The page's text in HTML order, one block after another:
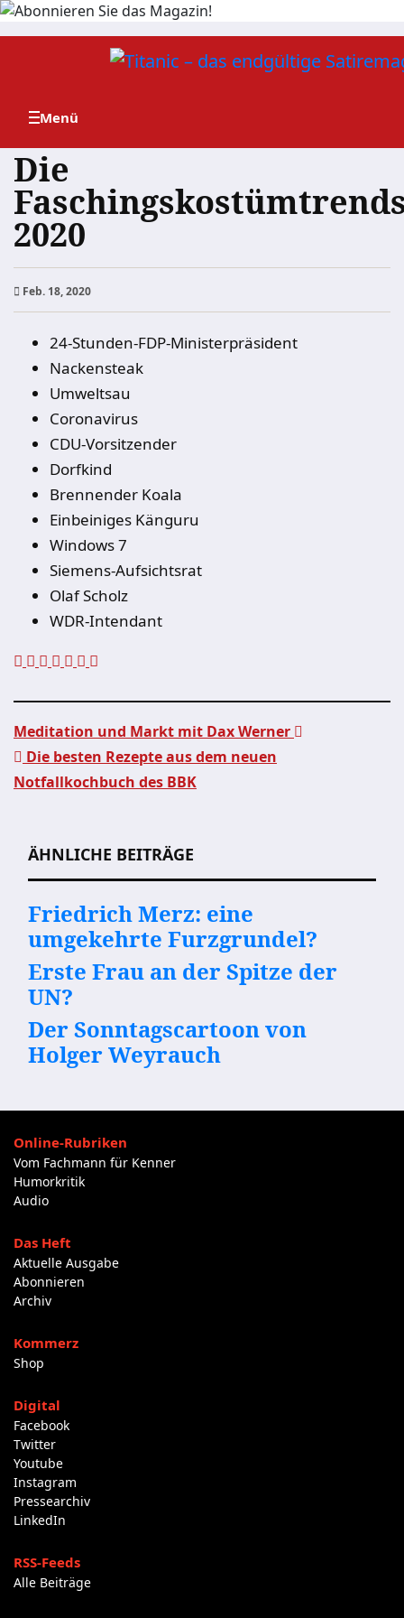
Zum
Die
2020
Feb. 18, 2020
24-Stunden-FDP-Ministerpräsident
Nackensteak
Umweltsau
Coronavirus
CDU-Vorsitzender
Dorfkind
Brennender Koala
Einbeiniges Känguru
Windows 7
Siemens-Aufsichtsrat
Olaf Scholz
WDR-Intendant
Beitragsnavigation
Meditation und Markt mit Dax Werner
Die besten Rezepte aus dem neuen
Notfallkochbuch des BBK
ÄHNLICHE BEITRÄGE
Friedrich Merz: eine
umgekehrte Furzgrundel?
Erste Frau an der Spitze der
UN?
Der Sonntagscartoon von
Holger Weyrauch
Online-Rubriken
Vom Fachmann für Kenner
Humorkritik
Audio
Das Heft
Aktuelle Ausgabe
Abonnieren
Archiv
Kommerz
Shop
Digital
Facebook
Twitter
Youtube
Instagram
Pressearchiv
LinkedIn
RSS-Feeds
Alle Beiträge